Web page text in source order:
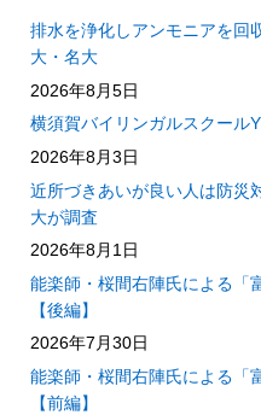
排水を浄化しアンモニアを
大・名大
2026年8月5日
横須賀バイリンガルスクール
2026年8月3日
近所づきあいが良い人は防
大が調査
2026年8月1日
能楽師・桜間右陣氏による「
【後編】
2026年7月30日
能楽師・桜間右陣氏による「
【前編】